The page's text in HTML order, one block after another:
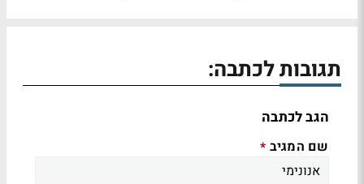
תגובות לכתבה:
הגב לכתבה
שם המגיב *